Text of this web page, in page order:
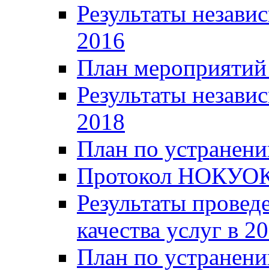
Результаты
2016
План
Результаты
2018
План по
Протокол
Результаты
качества услуг в
План по